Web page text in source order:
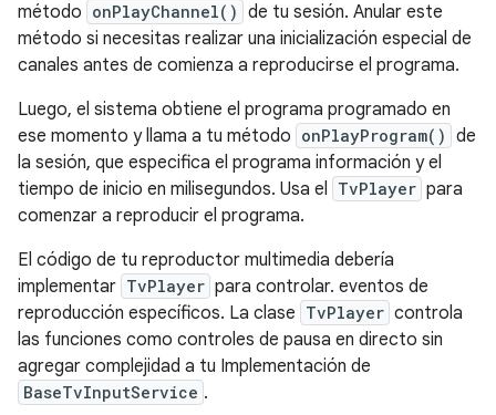
método onPlayChannel() de tu sesión. Anular este
método si necesitas realizar una inicialización especial de
canales antes de comienza a reproducirse el programa.
Luego, el sistema obtiene el programa programado en
ese momento y llama a tu método onPlayProgram() de
la sesión, que especifica el programa información y el
tiempo de inicio en milisegundos. Usa el TvPlayer para
comenzar a reproducir el programa.
El código de tu reproductor multimedia debería
implementar TvPlayer para controlar. eventos de
reproducción específicos. La clase TvPlayer controla
las funciones como controles de pausa en directo sin
agregar complejidad a tu Implementación de
BaseTvInputService .